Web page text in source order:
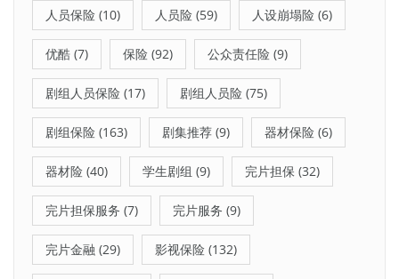
人员保险 (10) 人员险 (59) 人设崩塌险 (6)
优酷 (7) 保险 (92) 公众责任险 (9)
剧组人员保险 (17) 剧组人员险 (75)
剧组保险 (163) 剧集推荐 (9) 器材保险 (6)
器材险 (40) 学生剧组 (9) 完片担保 (32)
完片担保服务 (7) 完片服务 (9)
完片金融 (29) 影视保险 (132)